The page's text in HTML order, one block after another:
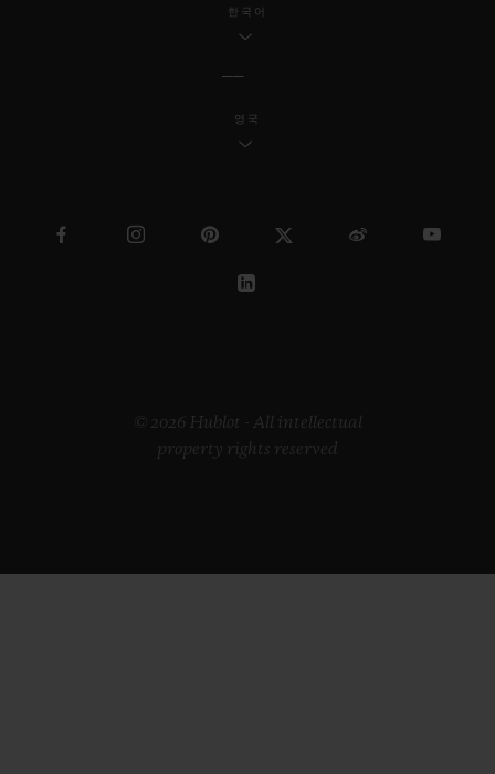
한국어
영국
© 2026 Hublot - All intellectual
property rights reserved